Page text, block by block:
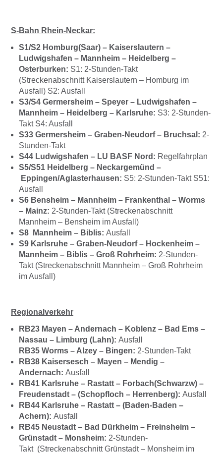
S-Bahn Rhein-Neckar:
S1/S2 Homburg(Saar) – Kaiserslautern –
Ludwigshafen – Mannheim – Heidelberg –
Osterburken: S1: 2-Stunden-Takt
(Streckenabschnitt Kaiserslautern – Homburg im
Ausfall) S2: Ausfall
S3/S4 Germersheim – Speyer – Ludwigshafen –
Mannheim – Heidelberg – Karlsruhe: S3: 2-Stunden-
Takt S4: Ausfall
S33 Germersheim – Graben-Neudorf – Bruchsal: 2-
Stunden-Takt
S44 Ludwigshafen – LU BASF Nord: Regelfahrplan
S5/S51 Heidelberg – Neckargemünd –
Eppingen/Aglasterhausen: S5: 2-Stunden-Takt S51:
Ausfall
S6 Bensheim – Mannheim – Frankenthal – Worms
– Mainz: 2-Stunden-Takt (Streckenabschnitt
Mannheim – Bensheim im Ausfall)
S8 Mannheim – Biblis: Ausfall
S9 Karlsruhe – Graben-Neudorf – Hockenheim –
Mannheim – Biblis – Groß Rohrheim: 2-Stunden-
Takt (Streckenabschnitt Mannheim – Groß Rohrheim
im Ausfall)
Regionalverkehr
RB23 Mayen – Andernach – Koblenz – Bad Ems –
Nassau – Limburg (Lahn): Ausfall
RB35 Worms – Alzey – Bingen: 2-Stunden-Takt
RB38 Kaisersesch – Mayen – Mendig –
Andernach: Ausfall
RB41 Karlsruhe – Rastatt – Forbach(Schwarzw) –
Freudenstadt – (Schopfloch – Herrenberg): Ausfall
RB44 Karlsruhe – Rastatt – (Baden-Baden –
Achern): Ausfall
RB45 Neustadt – Bad Dürkheim – Freinsheim –
Grünstadt – Monsheim: 2-Stunden-
Takt (Streckenabschnitt Grünstadt – Monsheim im